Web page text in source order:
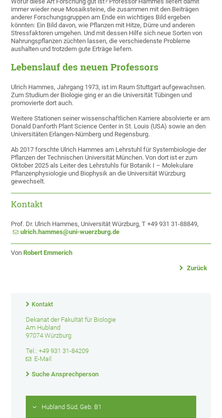
immer wieder neue Mosaiksteine, die zusammen mit den Beiträgen
anderer Forschungsgruppen am Ende ein wichtiges Bild ergeben
könnten: Ein Bild davon, wie Pflanzen mit Hitze, Dürre und anderen
Stressfaktoren umgehen. Und mit dessen Hilfe sich neue Sorten von
Nahrungspflanzen züchten lassen, die verschiedenste Probleme
aushalten und trotzdem gute Erträge liefern.
Lebenslauf des neuen Professors
Ulrich Hammes, Jahrgang 1973, ist im Raum Stuttgart aufgewachsen.
Zum Studium der Biologie ging er an die Universität Tübingen und
promovierte dort auch.
Weitere Stationen seiner wissenschaftlichen Karriere absolvierte er am
Donald Danforth Plant Science Center in St. Louis (USA) sowie an den
Universitäten Erlangen-Nürnberg und Regensburg.
Ab 2017 forschte Ulrich Hammes am Lehrstuhl für Systembiologie der
Pflanzen der Technischen Universität München. Von dort ist er zum
Oktober 2025 als Leiter des Lehrstuhls für Botanik I – Molekulare
Pflanzenphysiologie und Biophysik an die Universität Würzburg
gewechselt.
Kontakt
Prof. Dr. Ulrich Hammes, Universität Würzburg, T +49 931 31-88849,
ulrich.hammes@uni-wuerzburg.de
VonRobert Emmerich
Zurück
Kontakt
Dekanat der Fakultät für Biologie
Am Hubland
97074 Würzburg
Tel.: +49 931 31-84209
E-Mail
Suche Ansprechperson
Hubland Süd, Geb. B1